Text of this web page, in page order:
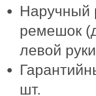
Наручный
ремешок
левой
шт.